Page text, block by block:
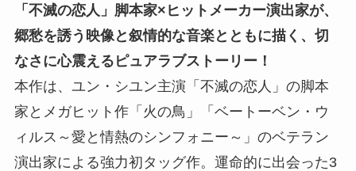
「不滅の恋人」脚本家×ヒットメーカー演出家が、
郷愁を誘う映像と叙情的な音楽とともに描く、切
なさに心震えるピュアラブストーリー！
本作は、ユン・シユン主演「不滅の恋人」の脚本
家とメガヒット作「火の鳥」「ベートーベン・ウ
ィルス～愛と情熱のシンフォニー～」のベテラン
演出家による強力初タッグ作。運命的に出会った3